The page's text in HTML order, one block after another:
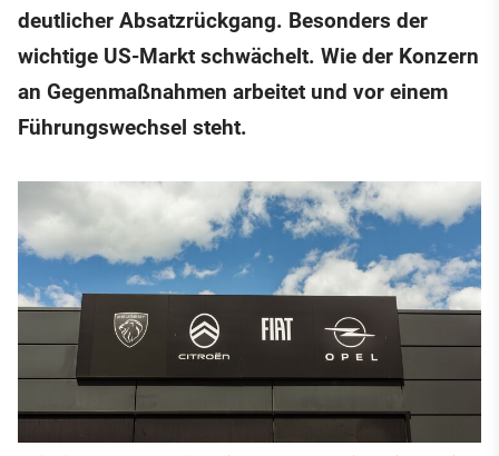
deutlicher Absatzrückgang. Besonders der
wichtige US-Markt schwächelt. Wie der Konzern
an Gegenmaßnahmen arbeitet und vor einem
Führungswechsel steht.